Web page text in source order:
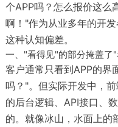
个APP吗？怎么报价这么
啊！"作为从业多年的开
这种认知偏差。
一、"看得见"的部分掩盖了
客户通常只看到APP的界
吗？"。但实际开发中，
的后台逻辑、API接口、
的。就像冰山，水面上的